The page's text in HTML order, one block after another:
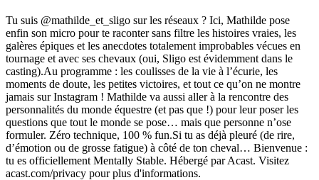
Tu suis @mathilde_et_sligo sur les réseaux ? Ici, Mathilde pose
enfin son micro pour te raconter sans filtre les histoires vraies, les
galères épiques et les anecdotes totalement improbables vécues en
tournage et avec ses chevaux (oui, Sligo est évidemment dans le
casting).Au programme : les coulisses de la vie à l’écurie, les
moments de doute, les petites victoires, et tout ce qu’on ne montre
jamais sur Instagram ! Mathilde va aussi aller à la rencontre des
personnalités du monde équestre (et pas que !) pour leur poser les
questions que tout le monde se pose… mais que personne n’ose
formuler. Zéro technique, 100 % fun.Si tu as déjà pleuré (de rire,
d’émotion ou de grosse fatigue) à côté de ton cheval… Bienvenue :
tu es officiellement Mentally Stable. Hébergé par Acast. Visitez
acast.com/privacy pour plus d'informations.